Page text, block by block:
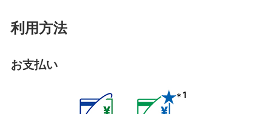
預金・NISA・資産運用
利用方法
お支払い